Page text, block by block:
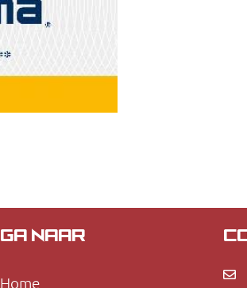
GA NAAR
Home